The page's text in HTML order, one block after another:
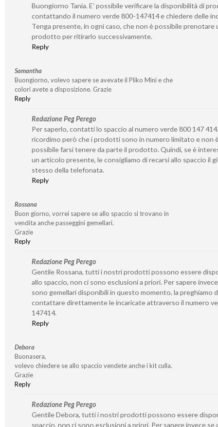
Buongiorno Tania. E’ possibile verificare la disponibilità di
contattando il numero verde 800-147414 e chiedere delle
Tenga presente, in ogni caso, che non è possibile prenotare
prodotto per ritirarlo successivamente.
Reply
Samantha
Buongiorno, volevo sapere se avevate il Pliko Mini e che
colori avete a disposizione. Grazie
Reply
Redazione Peg Perego
Per saperlo, contatti lo spaccio al numero verde 800 147
ricordimo però che i prodotti sono in numero limitato e non
possibile farsi tenere da parte il prodotto. Quindi, se è
un articolo presente, le consigliamo di recarsi allo spaccio il
stesso della telefonata.
Reply
Rossana
Buon giorno, vorrei sapere se allo spaccio si trovano in
vendita anche passeggini gemellari.
Grazie
Reply
Redazione Peg Perego
Gentile Rossana, tutti i nostri prodotti possono essere
allo spaccio, non ci sono esclusioni a priori. Per sapere
sono gemellari disponibili in questo momento, la preghiamo
contattare direttamente le incaricate attraverso il numero
147414.
Reply
Debora
Buonasera,
volevo chiedere se allo spaccio vendete anche i kit culla.
Grazie
Reply
Redazione Peg Perego
Gentile Debora, tutti i nostri prodotti possono essere
spaccio, non ci sono esclusioni a priori. Per sapere invece se